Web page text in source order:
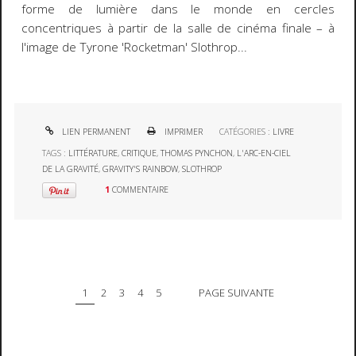
forme de lumière dans le monde en cercles
concentriques à partir de la salle de cinéma finale – à
l'image de Tyrone 'Rocketman' Slothrop...
LIEN PERMANENT IMPRIMER CATÉGORIES : LIVRE
TAGS : LITTÉRATURE,CRITIQUE,THOMAS PYNCHON, L'ARC-EN-CIEL
DE LA GRAVITÉ,GRAVITY'S RAINBOW,SLOTHROP
1 COMMENTAIRE
1 2 3 4 5 PAGE SUIVANTE